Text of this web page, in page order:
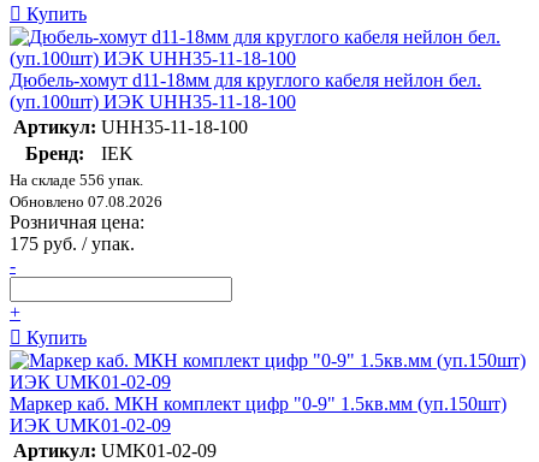
Купить
Дюбель-хомут d11-18мм для круглого кабеля нейлон бел.
(уп.100шт) ИЭК UHH35-11-18-100
Артикул: UHH35-11-18-100
Бренд:
IEK
На складе 556 упак.
Обновлено 07.08.2026
Розничная цена:
175 руб. / упак.
-
+
Купить
Маркер каб. МКН комплект цифр "0-9" 1.5кв.мм (уп.150шт)
ИЭК UMK01-02-09
Артикул: UMK01-02-09